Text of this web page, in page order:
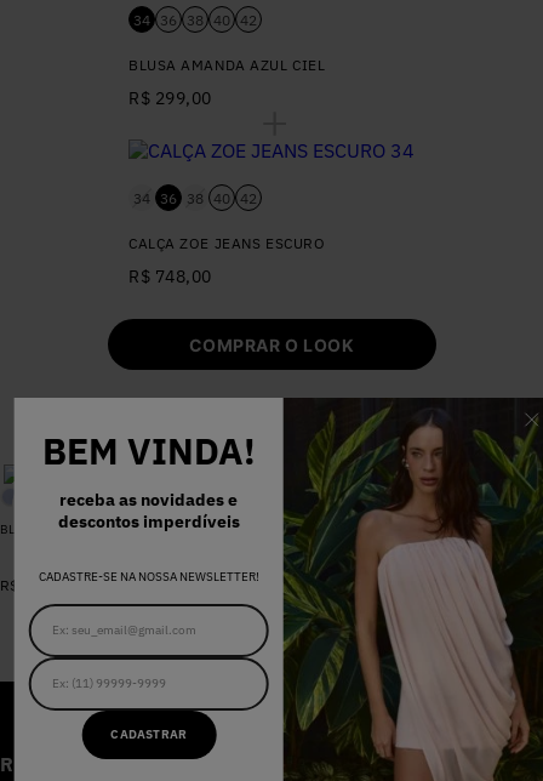
BEM VINDA!
receba as novidades e
descontos imperdíveis
CADASTRE-SE NA NOSSA NEWSLETTER!
CADASTRAR
34 36 38 40 42
BLUSA AMANDA AZUL CIEL
R$ 299,00
34 36 38 40 42
CALÇA ZOE JEANS ESCURO
R$ 748,00
COMPRAR O LOOK
BLUSA SARJA LARA PEROLA
R$ 578,00
OFF
VESTIDO MADALENA AZUL MARINHO DOT
De R$ 398
PorR$ 159 20
RECEBA AS NOVIDADES E